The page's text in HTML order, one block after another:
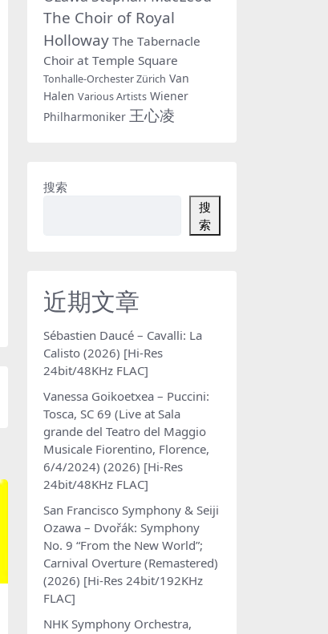
The Choir of Royal
Holloway The Tabernacle
Choir at Temple Square
Tonhalle-Orchester Zürich Van
Halen Various Artists Wiener
Philharmoniker 王心凌
搜索
搜
索
近期文章
Sébastien Daucé – Cavalli: La
Calisto (2026) [Hi-Res
24bit/48KHz FLAC]
Vanessa Goikoetxea – Puccini:
Tosca, SC 69 (Live at Sala
grande del Teatro del Maggio
Musicale Fiorentino, Florence,
6/4/2024) (2026) [Hi-Res
24bit/48KHz FLAC]
San Francisco Symphony & Seiji
Ozawa – Dvořák: Symphony
No. 9 “From the New World”;
Carnival Overture (Remastered)
(2026) [Hi-Res 24bit/192KHz
FLAC]
NHK Symphony Orchestra,